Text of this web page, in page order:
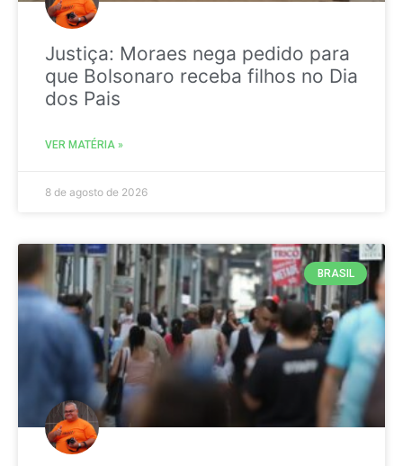
Justiça: Moraes nega pedido para
que Bolsonaro receba filhos no Dia
dos Pais
VER MATÉRIA »
8 de agosto de 2026
BRASIL